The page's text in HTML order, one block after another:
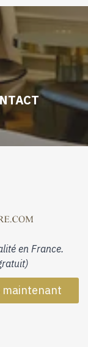
en France.
maintenant